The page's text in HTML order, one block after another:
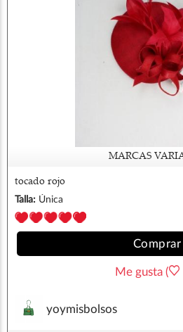
MARCAS
tocado rojo
Talla: Única
Comprar
Me gusta (
yoymisbolsos